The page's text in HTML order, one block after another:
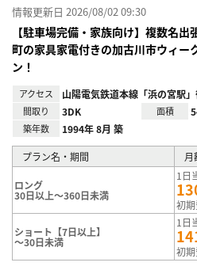
情報更新日 2026/08/02 09:30
【駐車場完備・家族向け】複数名
町の家具家電付きの加古川市ウィー
ン！
アクセス 山陽電気鉄道本線「浜の宮駅
間取り 3DK 面積
築年数 1994年 8月 築
プラン名・期間 月
ロング
30日以上～360日未満
1日
初
ショート【7日以上】
～30日未満
1日
初